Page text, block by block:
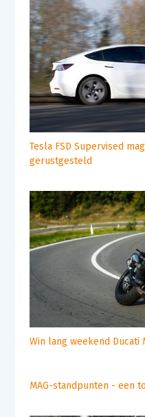
Tesla FSD Supervised
gerustgesteld
Win lang weekend Ducati
MAG-standpunten - een